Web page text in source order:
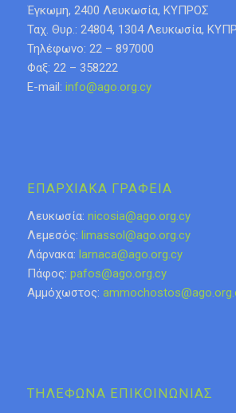
Έγκωμη, 2400 Λευκωσία, ΚΥΠΡΟΣ
Ταχ. Θυρ.: 24804, 1304 Λευκωσία,
Τηλέφωνο: 22 – 897000
Φαξ: 22 – 358222
E-mail: info@ago.org.cy
ΕΠΑΡΧΙΑΚΑ ΓΡΑΦΕΙΑ
Λευκωσία: nicosia@ago.org.cy
Λεμεσός: limassol@ago.org.cy
Λάρνακα: larnaca@ago.org.cy
Πάφος: pafos@ago.org.cy
Αμμόχωστος:
ΤΗΛΕΦΩΝΑ ΕΠΙΚΟΙΝΩΝΙΑΣ